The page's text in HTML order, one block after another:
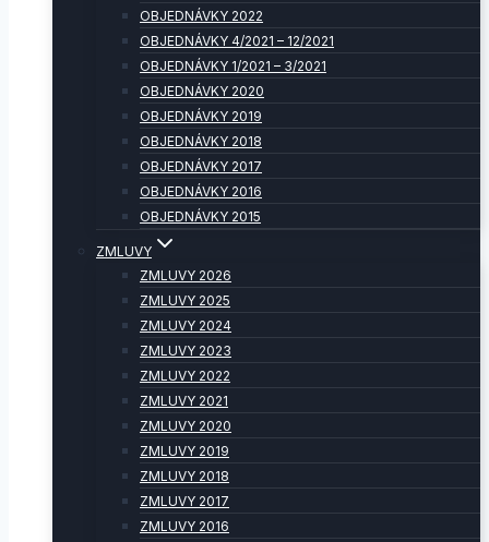
OBJEDNÁVKY 2022
OBJEDNÁVKY 4/2021 – 12/2021
OBJEDNÁVKY 1/2021 – 3/2021
OBJEDNÁVKY 2020
OBJEDNÁVKY 2019
OBJEDNÁVKY 2018
OBJEDNÁVKY 2017
OBJEDNÁVKY 2016
OBJEDNÁVKY 2015
ZMLUVY
ZMLUVY 2026
ZMLUVY 2025
ZMLUVY 2024
ZMLUVY 2023
ZMLUVY 2022
ZMLUVY 2021
ZMLUVY 2020
ZMLUVY 2019
ZMLUVY 2018
ZMLUVY 2017
ZMLUVY 2016